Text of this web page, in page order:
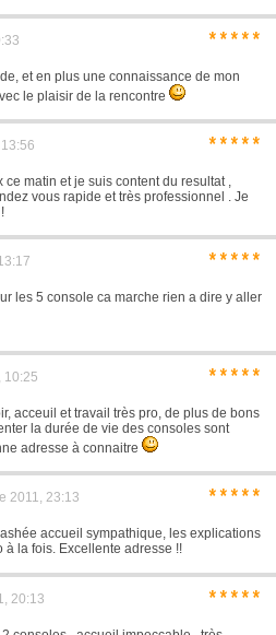
*****
et en plus une connaissance de mon
le plaisir de la rencontre
*****
ce matin et je suis content du resultat ,
vous rapide et très professionnel . Je
*****
les 5 console ca marche rien a dire y aller
10:25 *****
acceuil et travail très pro, de plus de bons
la durée de vie des consoles sont
adresse à connaitre
2011, 23:13 *****
accueil sympathique, les explications
à la fois. Excellente adresse !!
20:13 *****